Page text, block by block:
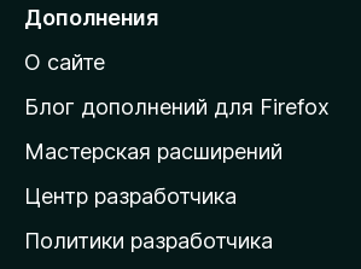
й
т
и
а
д
о
Дополнения
О сайте
Блог дополнений для Firefox
Мастерская расширений
Центр разработчика
Политики разработчика